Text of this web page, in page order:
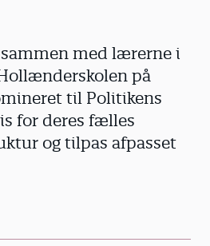
med lærerne i
på
til Politikens
for deres fælles
og tilpas afpasset